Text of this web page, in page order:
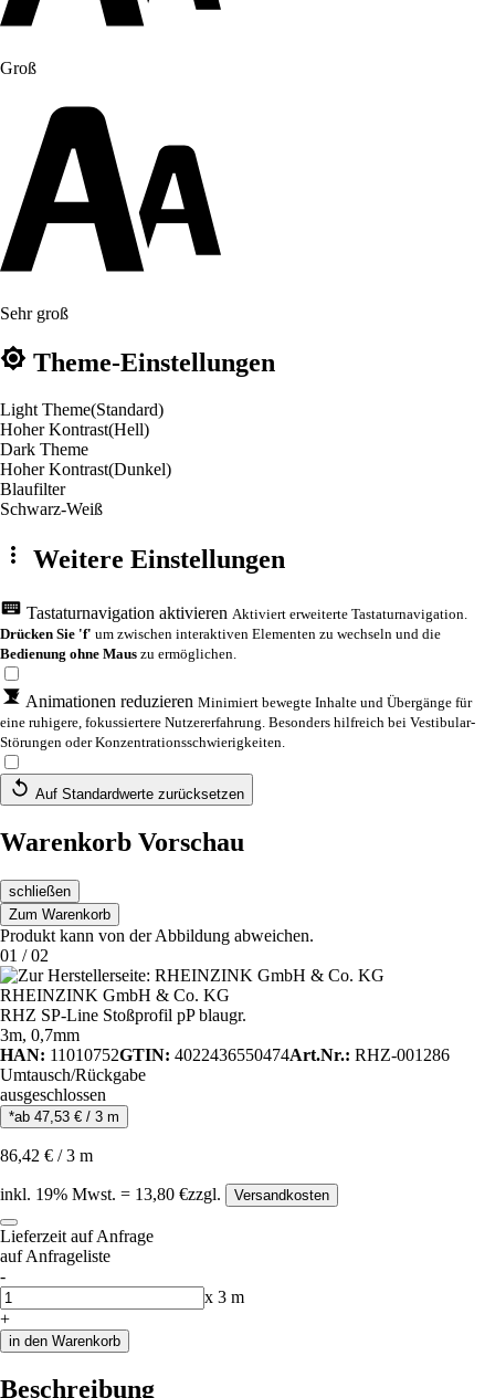
Groß
Sehr groß
Theme-Einstellungen
Light Theme(Standard)
Hoher Kontrast(Hell)
Dark Theme
Hoher Kontrast(Dunkel)
Blaufilter
Schwarz-Weiß
Weitere Einstellungen
Tastaturnavigation aktivieren Aktiviert erweiterte Tastaturnavigation.
Drücken Sie 'f' um zwischen interaktiven Elementen zu wechseln und die
Bedienung ohne Maus zu ermöglichen.
Animationen reduzieren Minimiert bewegte Inhalte und Übergänge für
eine ruhigere, fokussiertere Nutzererfahrung. Besonders hilfreich bei Vestibular-
Störungen oder Konzentrationsschwierigkeiten.
Auf Standardwerte zurücksetzen
Warenkorb Vorschau
schließen
Zum Warenkorb
Produkt kann von der Abbildung abweichen.
01 /02
RHEINZINK GmbH & Co. KG
RHZ SP-Line Stoßprofil pP blaugr.
3m, 0,7mm
HAN: 11010752GTIN: 4022436550474Art.Nr.: RHZ-001286
Umtausch/Rückgabe
ausgeschlossen
*ab 47,53 € / 3 m
86,42 € /3 m
inkl. 19% Mwst. = 13,80 €zzgl. Versandkosten
Lieferzeit auf Anfrage
auf Anfrageliste
-
Anzahl
x 3 m
+
in den Warenkorb
Beschreibung